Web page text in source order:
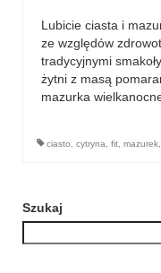
Lubicie ciasta i
ze względów
tradycyjnymi
żytni z masą
mazurka
ciasto cytryna fit mazurek
Szukaj